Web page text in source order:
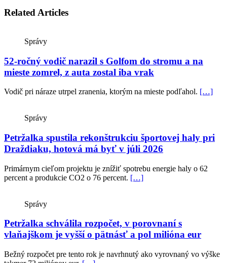
Related Articles
Správy
52-ročný vodič narazil s Golfom do stromu a na
mieste zomrel, z auta zostal iba vrak
Vodič pri náraze utrpel zranenia, ktorým na mieste podľahol. […]
Správy
Petržalka spustila rekonštrukciu športovej haly pri
Draždiaku, hotová má byť v júli 2026
Primárnym cieľom projektu je znížiť spotrebu energie haly o 62
percent a produkcie CO2 o 76 percent. […]
Správy
Petržalka schválila rozpočet, v porovnaní s
vlaňajškom je vyšší o pätnásť a pol milióna eur
Bežný rozpočet pre tento rok je navrhnutý ako vyrovnaný vo výške